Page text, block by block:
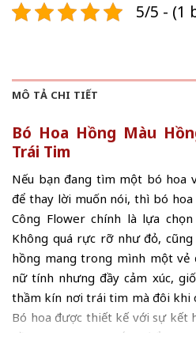
5/5 - (1
MÔ TẢ CHI TIẾT
Bó Hoa Hồng Màu
Trái Tim
Nếu bạn đang tìm một bó hoa
để thay lời muốn nói, thì bó
Công Flower chính là lựa
Không quá rực rỡ như đỏ,
hồng mang trong mình một vẻ
nữ tính nhưng đầy cảm xúc,
thầm kín nơi trái tim mà đôi khi
Bó hoa được thiết kế với sự kết
hồng pastel, hoa trắng điểm